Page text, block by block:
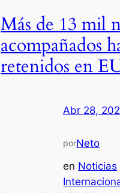
Más de 13 mil
acompañados
retenidos en
Abr 28,
porNeto
en Noticias